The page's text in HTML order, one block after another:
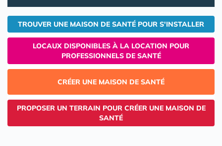
TROUVER UNE MAISON DE SANTÉ POUR S'INSTALLER
LOCAUX DISPONIBLES À LA LOCATION POUR
PROFESSIONNELS DE SANTÉ
CRÉER UNE MAISON DE SANTÉ
PROPOSER UN TERRAIN POUR CRÉER UNE MAISON DE
SANTÉ